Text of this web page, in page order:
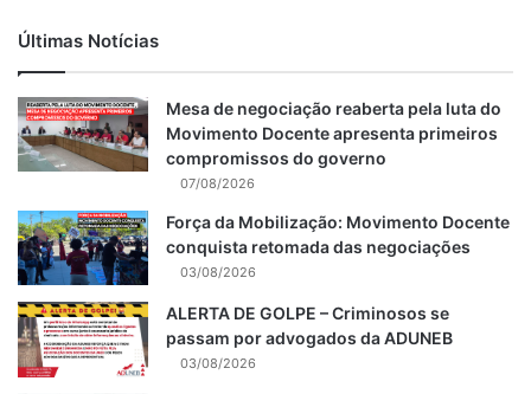
Últimas Notícias
Mesa de negociação reaberta pela luta do
Movimento Docente apresenta primeiros
compromissos do governo
07/08/2026
Força da Mobilização: Movimento Docente
conquista retomada das negociações
03/08/2026
ALERTA DE GOLPE – Criminosos se
passam por advogados da ADUNEB
03/08/2026